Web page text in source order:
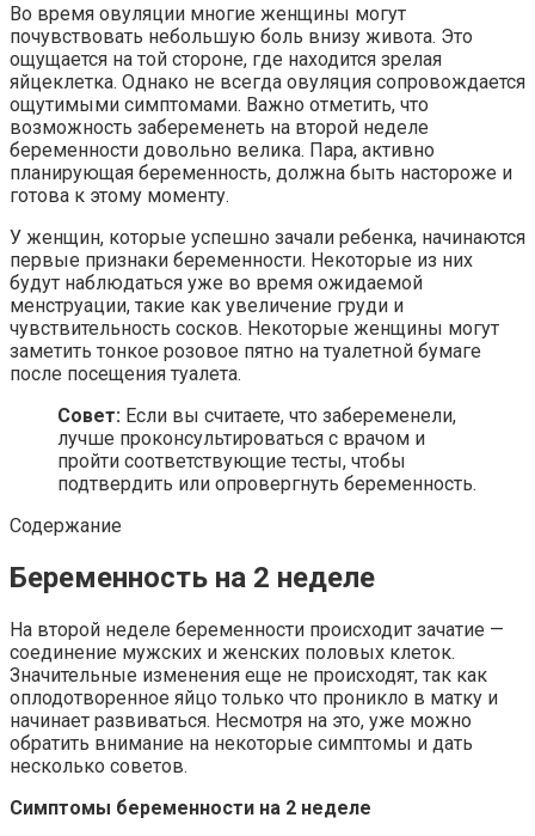
Во время овуляции многие женщины могут
почувствовать небольшую боль внизу живота. Это
ощущается на той стороне, где находится зрелая
яйцеклетка. Однако не всегда овуляция сопровождается
ощутимыми симптомами. Важно отметить, что
возможность забеременеть на второй неделе
беременности довольно велика. Пара, активно
планирующая беременность, должна быть настороже и
готова к этому моменту.
У женщин, которые успешно зачали ребенка, начинаются
первые признаки беременности. Некоторые из них
будут наблюдаться уже во время ожидаемой
менструации, такие как увеличение груди и
чувствительность сосков. Некоторые женщины могут
заметить тонкое розовое пятно на туалетной бумаге
после посещения туалета.
Совет: Если вы считаете, что забеременели,
лучше проконсультироваться с врачом и
пройти соответствующие тесты, чтобы
подтвердить или опровергнуть беременность.
Содержание
Беременность на 2 неделе
На второй неделе беременности происходит зачатие —
соединение мужских и женских половых клеток.
Значительные изменения еще не происходят, так как
оплодотворенное яйцо только что проникло в матку и
начинает развиваться. Несмотря на это, уже можно
обратить внимание на некоторые симптомы и дать
несколько советов.
Симптомы беременности на 2 неделе